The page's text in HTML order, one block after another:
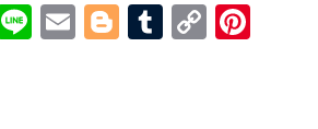
LineEmailBlogger
Tumblr
Copy